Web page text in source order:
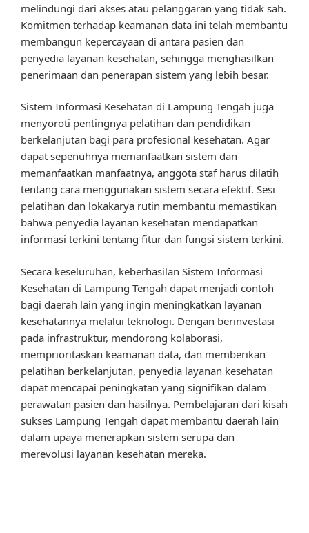
melindungi dari akses atau pelanggaran yang tidak sah.
Komitmen terhadap keamanan data ini telah membantu
membangun kepercayaan di antara pasien dan
penyedia layanan kesehatan, sehingga menghasilkan
penerimaan dan penerapan sistem yang lebih besar.
Sistem Informasi Kesehatan di Lampung Tengah juga
menyoroti pentingnya pelatihan dan pendidikan
berkelanjutan bagi para profesional kesehatan. Agar
dapat sepenuhnya memanfaatkan sistem dan
memanfaatkan manfaatnya, anggota staf harus dilatih
tentang cara menggunakan sistem secara efektif. Sesi
pelatihan dan lokakarya rutin membantu memastikan
bahwa penyedia layanan kesehatan mendapatkan
informasi terkini tentang fitur dan fungsi sistem terkini.
Secara keseluruhan, keberhasilan Sistem Informasi
Kesehatan di Lampung Tengah dapat menjadi contoh
bagi daerah lain yang ingin meningkatkan layanan
kesehatannya melalui teknologi. Dengan berinvestasi
pada infrastruktur, mendorong kolaborasi,
memprioritaskan keamanan data, dan memberikan
pelatihan berkelanjutan, penyedia layanan kesehatan
dapat mencapai peningkatan yang signifikan dalam
perawatan pasien dan hasilnya. Pembelajaran dari kisah
sukses Lampung Tengah dapat membantu daerah lain
dalam upaya menerapkan sistem serupa dan
merevolusi layanan kesehatan mereka.